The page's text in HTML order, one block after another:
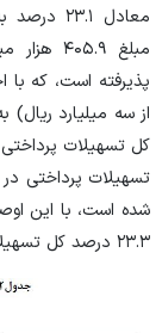
معادل
مبلغ
پذیرفته است، که
کل تسهیلات
تسهیلات پرداختی
۲۳.۳ درصد کل تسهیلات پرداختی افزایش می‌یابد. (جدول ۲)